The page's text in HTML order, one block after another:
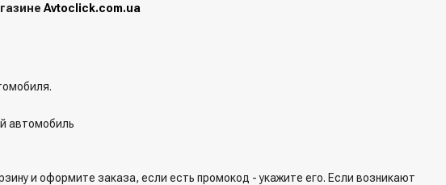
Avtoclick.com.ua
автомобиль
и оформите заказа, если есть промокод - укажите его. Если возникают